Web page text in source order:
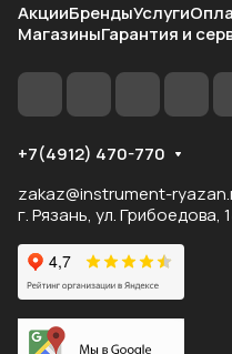
АкцииБрендыУслуги
МагазиныГарантия и
+7(4912) 470-770
zakaz@instrument-
г. Рязань, ул. Грибоедова,